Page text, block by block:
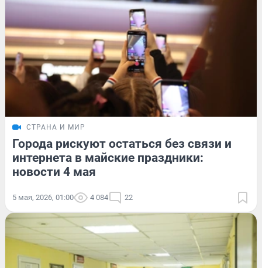
СТРАНА И МИР
Города рискуют остаться без связи и
интернета в майские праздники:
новости 4 мая
5 мая, 2026, 01:00 4 084 22